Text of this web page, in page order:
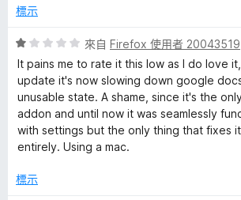
分
滿
5
分
標示
評
價
1
分
，
滿
分
分
來自 Firefox 使用者 20043519
It pains me to rate it this low as I do love
update it's now slowing down google
unusable state. A shame, since it's the
addon and until now it was seamlessly
with settings but the only thing that fixes
entirely. Using a mac.
標示